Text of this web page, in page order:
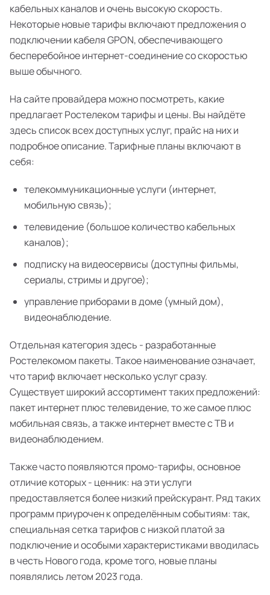
кабельных каналов и очень высокую скорость.
Некоторые новые тарифы включают предложения о
подключении кабеля GPON, обеспечивающего
бесперебойное интернет-соединение со скоростью
выше обычного.
На сайте провайдера можно посмотреть, какие
предлагает Ростелеком тарифы и цены. Вы найдёте
здесь список всех доступных услуг, прайс на них и
подробное описание. Тарифные планы включают в
себя:
телекоммуникационные услуги (интернет,
мобильную связь);
телевидение (большое количество кабельных
каналов);
подписку на видеосервисы (доступны фильмы,
сериалы, стримы и другое);
управление приборами в доме (умный дом),
видеонаблюдение.
Отдельная категория здесь - разработанные
Ростелекомом пакеты. Такое наименование означает,
что тариф включает несколько услуг сразу.
Существует широкий ассортимент таких предложений:
пакет интернет плюс телевидение, то же самое плюс
мобильная связь, а также интернет вместе с ТВ и
видеонаблюдением.
Также часто появляются промо-тарифы, основное
отличие которых - ценник: на эти услуги
предоставляется более низкий прейскурант. Ряд таких
программ приурочен к определённым событиям: так,
специальная сетка тарифов с низкой платой за
подключение и особыми характеристиками вводилась
в честь Нового года, кроме того, новые планы
появлялись летом 2023 года.